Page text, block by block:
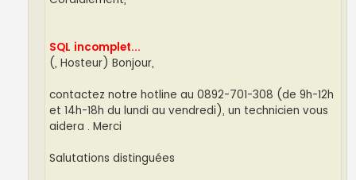
SQL incomplet...
(, Hosteur) Bonjour,
contactez notre hotline au 0892-701-308 (de 9h-12h
et 14h-18h du lundi au vendredi), un technicien vous
aidera . Merci
Salutations distinguées